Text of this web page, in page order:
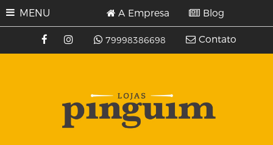
MENU
79998386698
A Empresa Blog
Contato